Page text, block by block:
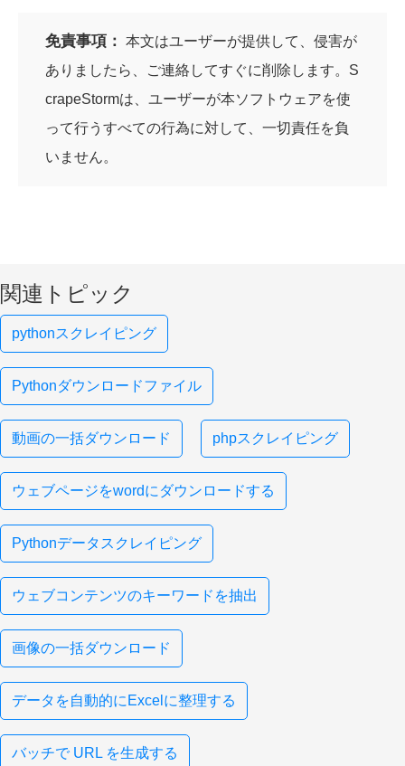
免責事項： 本文はユーザーが提供して、侵害が
ありましたら、ご連絡してすぐに削除します。S
crapeStormは、ユーザーが本ソフトウェアを使
って行うすべての行為に対して、一切責任を負
いません。
関連トピック
pythonスクレイピング
Pythonダウンロードファイル
動画の一括ダウンロード phpスクレイピング
ウェブページをwordにダウンロードする
Pythonデータスクレイピング
ウェブコンテンツのキーワードを抽出
画像の一括ダウンロード
データを自動的にExcelに整理する
バッチで URL を生成する